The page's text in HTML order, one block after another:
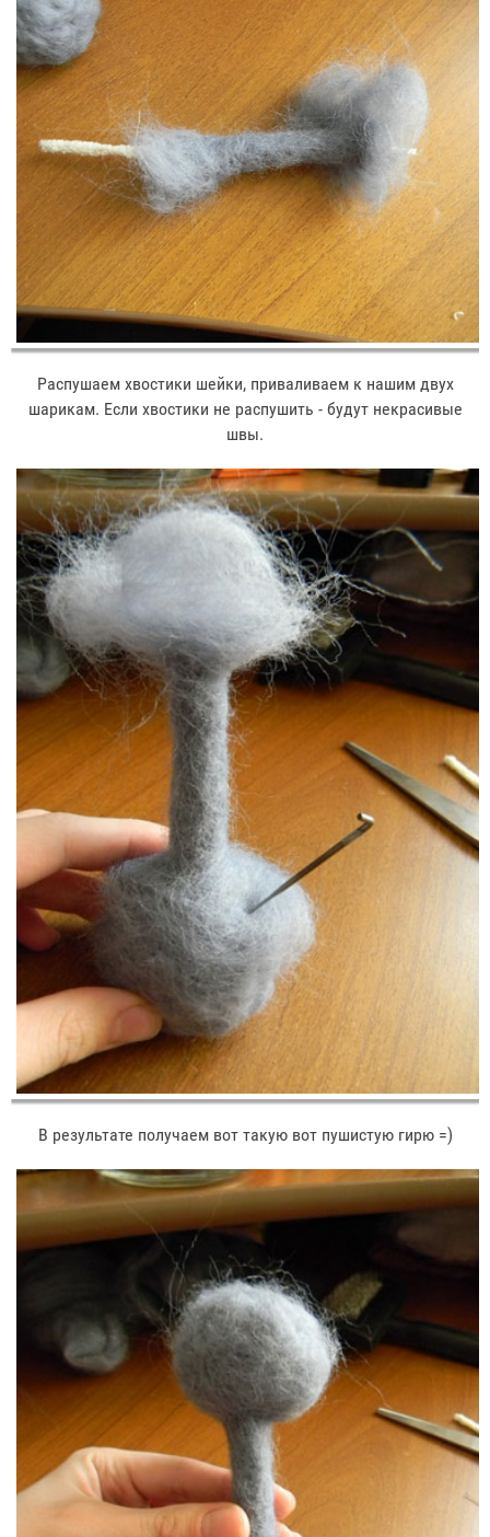
Распушаем хвостики шейки, приваливаем к нашим двух
шарикам. Если хвостики не распушить - будут некрасивые
швы.
В результате получаем вот такую вот пушистую гирю =)